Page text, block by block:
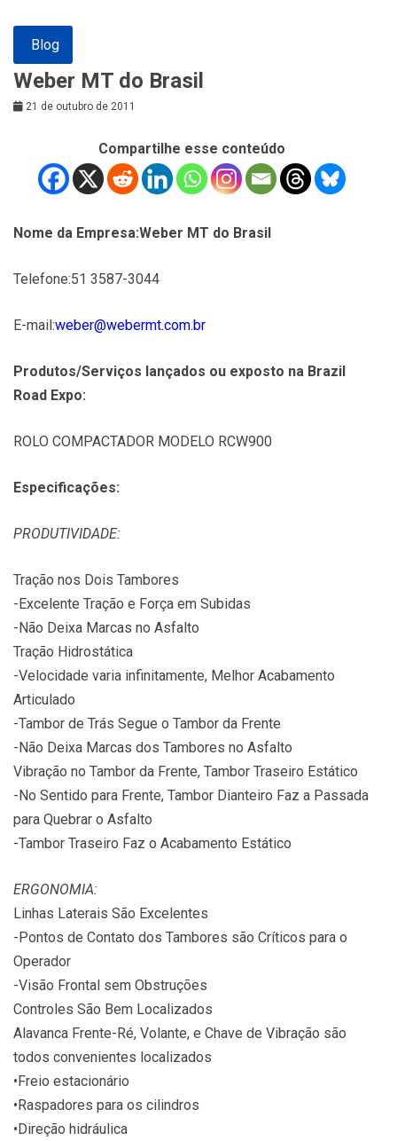
Blog
Weber MT do Brasil
21 de outubro de 2011
Compartilhe esse conteúdo
Nome da Empresa:Weber MT do Brasil
Telefone:51 3587-3044
E-mail:weber@webermt.com.br
Produtos/Serviços lançados ou exposto na Brazil
Road Expo:
ROLO COMPACTADOR MODELO RCW900
Especificações:
PRODUTIVIDADE:
Tração nos Dois Tambores
-Excelente Tração e Força em Subidas
-Não Deixa Marcas no Asfalto
Tração Hidrostática
-Velocidade varia infinitamente, Melhor Acabamento
Articulado
-Tambor de Trás Segue o Tambor da Frente
-Não Deixa Marcas dos Tambores no Asfalto
Vibração no Tambor da Frente, Tambor Traseiro Estático
-No Sentido para Frente, Tambor Dianteiro Faz a Passada
para Quebrar o Asfalto
-Tambor Traseiro Faz o Acabamento Estático
ERGONOMIA:
Linhas Laterais São Excelentes
-Pontos de Contato dos Tambores são Críticos para o
Operador
-Visão Frontal sem Obstruções
Controles São Bem Localizados
Alavanca Frente-Ré, Volante, e Chave de Vibração são
todos convenientes localizados
•Freio estacionário
•Raspadores para os cilindros
•Direção hidráulica